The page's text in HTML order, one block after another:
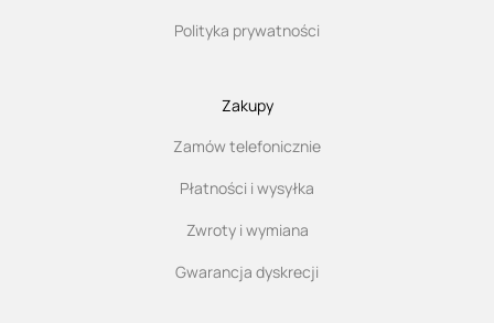
Polityka prywatności
Zakupy
Zamów telefonicznie
Płatności i wysyłka
Zwroty i wymiana
Gwarancja dyskrecji